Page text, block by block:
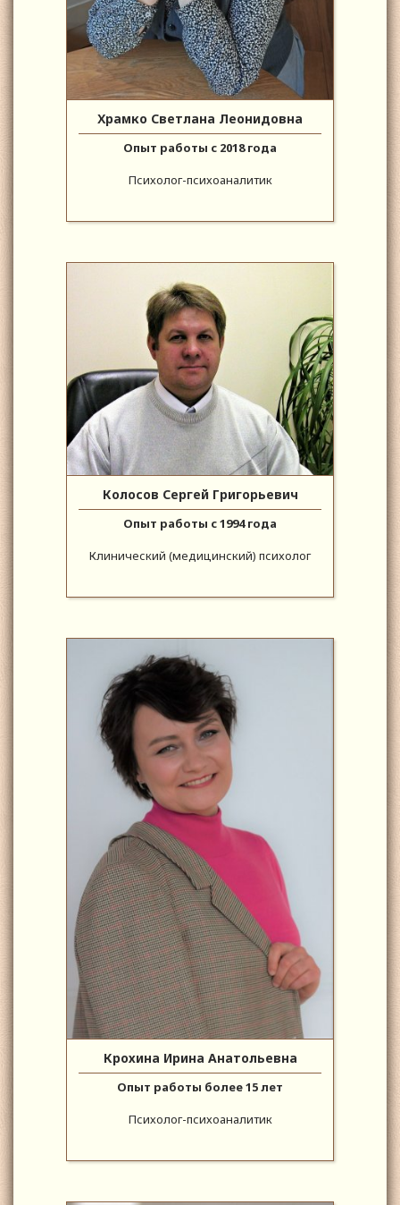
Храмко Светлана Леонидовна
Опыт работы с 2018 года
Психолог-психоаналитик
Колосов Сергей Григорьевич
Опыт работы с 1994 года
Клинический (медицинский) психолог
Крохина Ирина Анатольевна
Опыт работы более 15 лет
Психолог-психоаналитик